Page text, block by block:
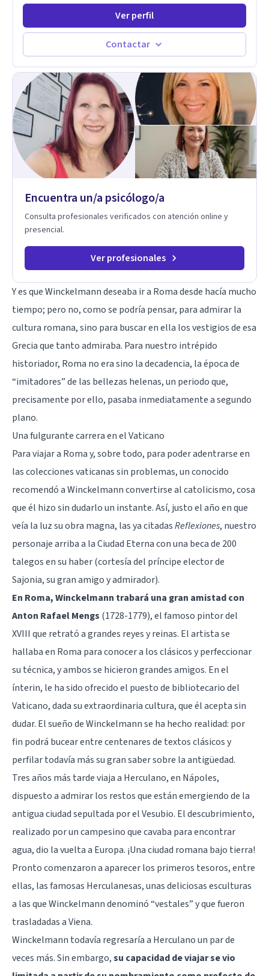
antes de pensar y después se arrepienten. Que las
relaciones importantes se desgastan sin poder detenerlo. Mi
enfoque combina la neurociencia del comportamiento con la
psicoterapia de profundidad. No trabajo sobre los síntomas.
Trabajo sobre el sistema nervioso — el mecanismo que
vida. El resultado no es sentirse "mejor" por un rato. Es que el
patrón cambie.
Ver perfil
Contactar
Encuentra un/a psicólogo/a
Consulta profesionales verificados con atención online y
presencial.
Ver profesionales
Y es que Winckelmann deseaba ir a Roma desde hacía mucho
tiempo; pero no, como se podría pensar, para admirar la
cultura romana, sino para buscar en ella los vestigios de esa
Grecia que tanto admiraba. Para nuestro intrépido
historiador, Roma no era sino la decadencia, la época de
“imitadores” de las bellezas helenas, un periodo que,
precisamente por ello, pasaba inmediatamente a segundo
plano.
Una fulgurante carrera en el Vaticano
Para viajar a Roma y, sobre todo, para poder adentrarse en
las colecciones vaticanas sin problemas, un conocido
recomendó a Winckelmann convertirse al catolicismo, cosa
que él hizo sin dudarlo un instante. Así, justo el año en que
veía la luz su obra magna, las ya citadasReflexiones, nuestro
personaje arriba a la Ciudad Eterna con una beca de 200
talegos en su haber (cortesía del príncipe elector de
Sajonia, su gran amigo y admirador).
En Roma, Winckelmann trabará una gran amistad con
Anton Rafael Mengs (1728-1779), el famoso pintor del
XVIII que retrató a grandes reyes y reinas. El artista se
hallaba en Roma para conocer a los clásicos y perfeccionar
su técnica, y ambos se hicieron grandes amigos. En el
ínterin, le ha sido ofrecido el puesto de bibliotecario del
Vaticano, dada su extraordinaria cultura, que él acepta sin
dudar. El sueño de Winckelmann se ha hecho realidad: por
fin podrá bucear entre centenares de textos clásicos y
perfilar todavía más su gran saber sobre la antigüedad.
Tres años más tarde viaja a Herculano, en Nápoles,
dispuesto a admirar los restos que están emergiendo de la
antigua ciudad sepultada por el Vesubio. El descubrimiento,
realizado por un campesino que cavaba para encontrar
agua, dio la vuelta a Europa. ¡Una ciudad romana bajo tierra!
Pronto comenzaron a aparecer los primeros tesoros, entre
ellas, las famosas Herculanesas, unas deliciosas esculturas
a las que Winckelmann denominó “vestales” y que fueron
trasladadas a Viena.
Winckelmann todavía regresaría a Herculano un par de
veces más. Sin embargo,su capacidad de viajar se vio